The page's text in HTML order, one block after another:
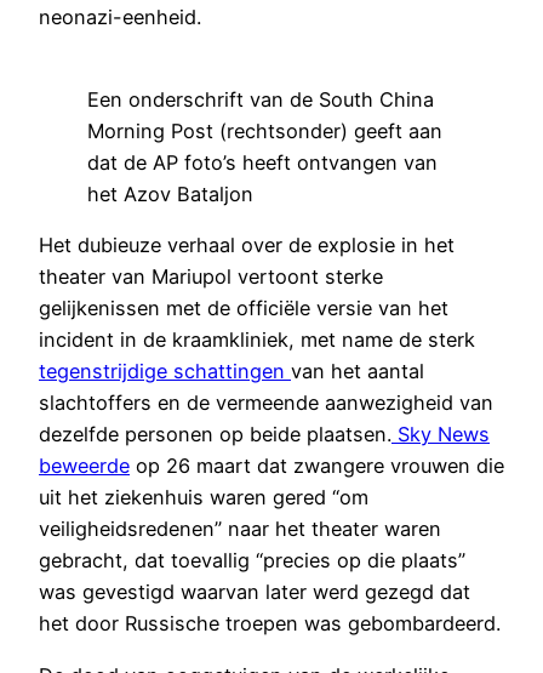
neonazi-eenheid.
Een onderschrift van de South China
Morning Post (rechtsonder) geeft aan
dat de AP foto’s heeft ontvangen van
het Azov Bataljon
Het dubieuze verhaal over de explosie in het
theater van Mariupol vertoont sterke
gelijkenissen met de officiële versie van het
incident in de kraamkliniek, met name de sterk
tegenstrijdige schattingen van het aantal
slachtoffers en de vermeende aanwezigheid van
dezelfde personen op beide plaatsen. Sky News
beweerde op 26 maart dat zwangere vrouwen die
uit het ziekenhuis waren gered “om
veiligheidsredenen” naar het theater waren
gebracht, dat toevallig “precies op die plaats”
was gevestigd waarvan later werd gezegd dat
het door Russische troepen was gebombardeerd.